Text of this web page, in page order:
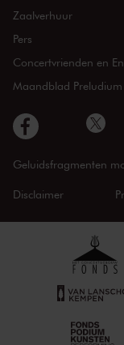
Zaalverhuur
Pers
Concertvrienden en
Maandblad Preludium
Geluidsfragmenten
Disclaimer